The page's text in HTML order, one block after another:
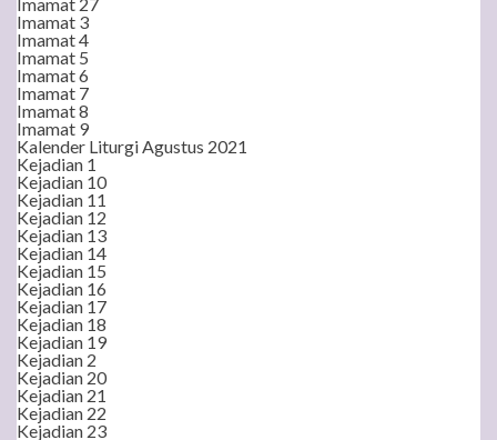
Imamat 3
Imamat 4
Imamat 5
Imamat 6
Imamat 7
Imamat 8
Imamat 9
Kalender Liturgi Agustus 2021
Kejadian 1
Kejadian 10
Kejadian 11
Kejadian 12
Kejadian 13
Kejadian 14
Kejadian 15
Kejadian 16
Kejadian 17
Kejadian 18
Kejadian 19
Kejadian 2
Kejadian 20
Kejadian 21
Kejadian 22
Kejadian 23